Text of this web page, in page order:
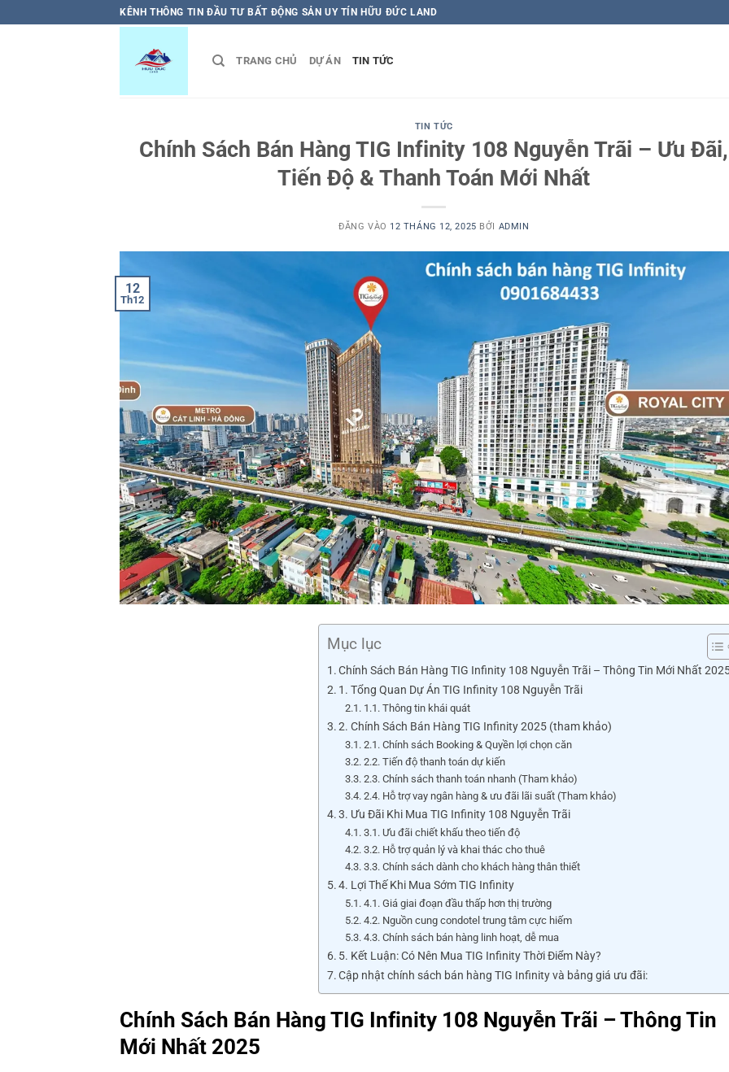
qua
KÊNH THÔNG TIN ĐẦU TƯ BẤT ĐỘNG SẢN UY TÍN HỮU ĐỨC LAND
TRANG CHỦ DỰ ÁN TIN TỨC
TIN TỨC
Chính Sách Bán Hàng TIG Infinity 108 Nguyễn Trãi – Ưu Đãi,
Tiến Độ & Thanh Toán Mới Nhất
ĐĂNG VÀO 12 THÁNG 12, 2025 BỞI ADMIN
12
Th12
Mục lục
Chính Sách Bán Hàng TIG Infinity 108 Nguyễn Trãi – Thông Tin Mới Nhất
1. Tổng Quan Dự Án TIG Infinity 108 Nguyễn Trãi
1.1. Thông tin khái quát
2. Chính Sách Bán Hàng TIG Infinity 2025 (tham khảo)
2.1. Chính sách Booking & Quyền lợi chọn căn
2.2. Tiến độ thanh toán dự kiến
2.3. Chính sách thanh toán nhanh (Tham khảo)
2.4. Hỗ trợ vay ngân hàng & ưu đãi lãi suất (Tham khảo)
3. Ưu Đãi Khi Mua TIG Infinity 108 Nguyễn Trãi
3.1. Ưu đãi chiết khấu theo tiến độ
3.2. Hỗ trợ quản lý và khai thác cho thuê
3.3. Chính sách dành cho khách hàng thân thiết
4. Lợi Thế Khi Mua Sớm TIG Infinity
4.1. Giá giai đoạn đầu thấp hơn thị trường
4.2. Nguồn cung condotel trung tâm cực hiếm
4.3. Chính sách bán hàng linh hoạt, dễ mua
5. Kết Luận: Có Nên Mua TIG Infinity Thời Điểm Này?
Cập nhật chính sách bán hàng TIG Infinity và bảng giá ưu đãi:
Chính Sách Bán Hàng TIG Infinity 108 Nguyễn Trãi – Thông Tin
Mới Nhất 2025